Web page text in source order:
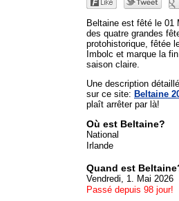
Beltaine est fêté le 01
des quatre grandes
protohistorique, fêtée
Imbolc et marque la
saison claire.
Une description
sur ce site: Beltaine
plaît arrêter par là!
Où est Beltaine?
National
Irlande
Quand est
Vendredi, 1. Mai 2026
Passé depuis 98 jour!